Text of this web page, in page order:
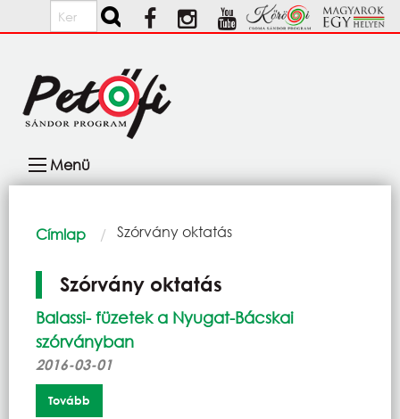
Ugrás a tartalomra
Keresés
navigáció
Menü
Morzsa
Címlap Current:
Szórvány oktatás
Szórvány oktatás
Balassi- füzetek a Nyugat-Bácskai
szórványban
2016-03-01
Tovább